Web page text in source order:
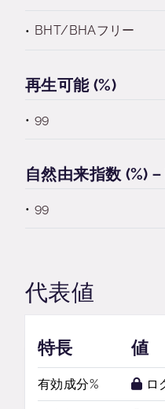
BHT/BHAフリー
再生可能 (%)
99
自然由来指数 (%)
99
代表値
特長 値
有効成分% ロ